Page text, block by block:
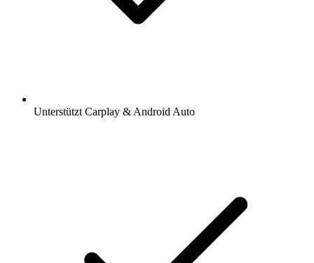
Unterstützt Carplay & Android Auto